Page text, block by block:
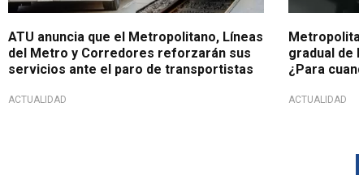
ATU anuncia que el Metropolitano, Líneas
del Metro y Corredores reforzarán sus
servicios ante el paro de transportistas
ACTUALIDAD
gradual de
¿Para
ACTUALIDAD